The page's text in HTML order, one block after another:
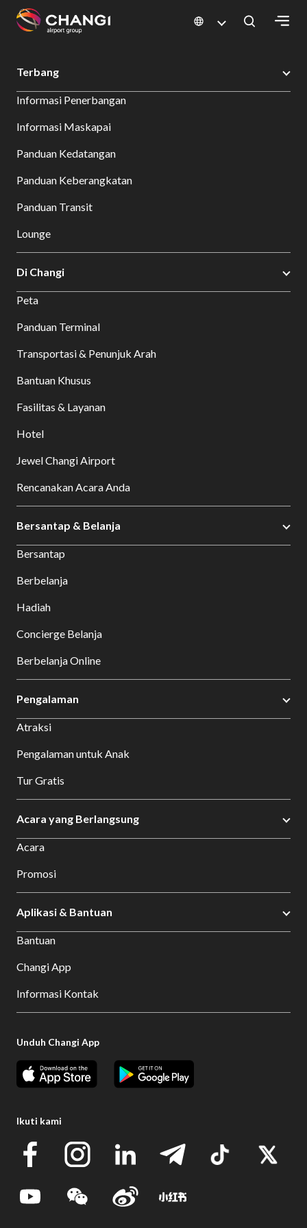
Changi
Language
Changi Airport Airport Community
Terbang
Informasi Penerbangan
Informasi Maskapai
Panduan Kedatangan
Panduan Keberangkatan
Panduan Transit
Lounge
Di Changi
Peta
Panduan Terminal
Transportasi & Penunjuk Arah
Bantuan Khusus
Fasilitas & Layanan
Hotel
Jewel Changi Airport
Rencanakan Acara Anda
Bersantap & Belanja
Bersantap
Berbelanja
Hadiah
Concierge Belanja
Berbelanja Online
Pengalaman
Atraksi
Pengalaman untuk Anak
Tur Gratis
Acara yang Berlangsung
Acara
Promosi
Aplikasi & Bantuan
Bantuan
Changi App
Informasi Kontak
Unduh Changi App
Ikuti kami